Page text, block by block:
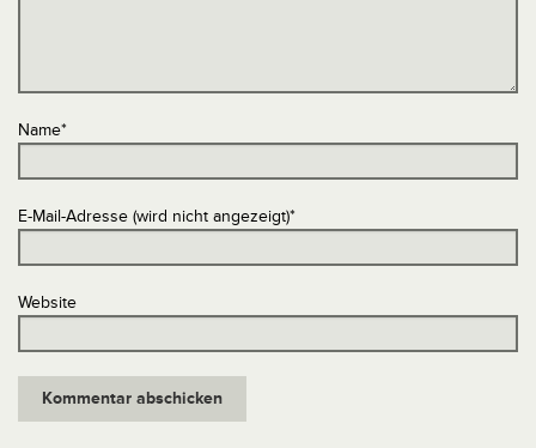
Name*
E-Mail-Adresse (wird nicht angezeigt)*
Website